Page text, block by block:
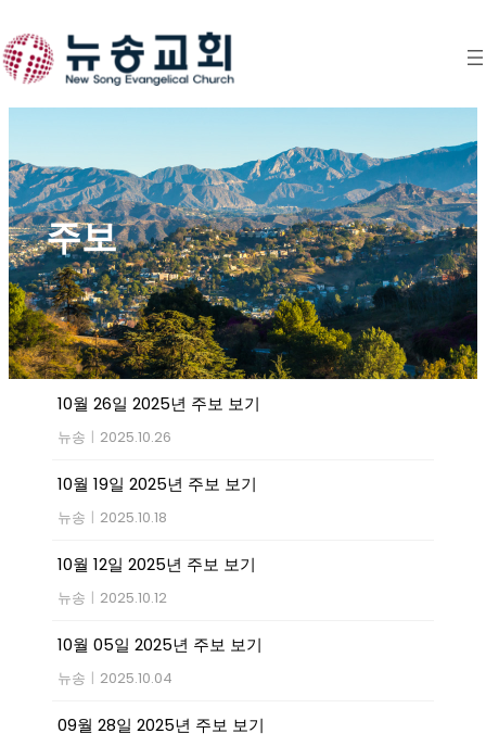
to
content
주보
10월 26일 2025년 주보 보기
뉴송 | 2025.10.26
10월 19일 2025년 주보 보기
뉴송 | 2025.10.18
10월 12일 2025년 주보 보기
뉴송 | 2025.10.12
10월 05일 2025년 주보 보기
뉴송 | 2025.10.04
09월 28일 2025년 주보 보기